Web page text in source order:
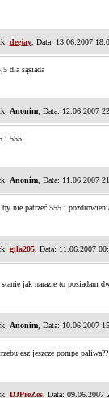
deejay, Data: 13.06.2007
dla sąsiada
Anonim, Data: 12.06.2007
i 555
Anonim, Data: 11.06.2007
by nie patrzeć 555 i
gila205, Data: 11.06.2007
stanie jak narazie to posiadam
Anonim, Data: 10.06.2007
jeszcze pompe paliwa??
DJPreZes, Data: 09.06.2007